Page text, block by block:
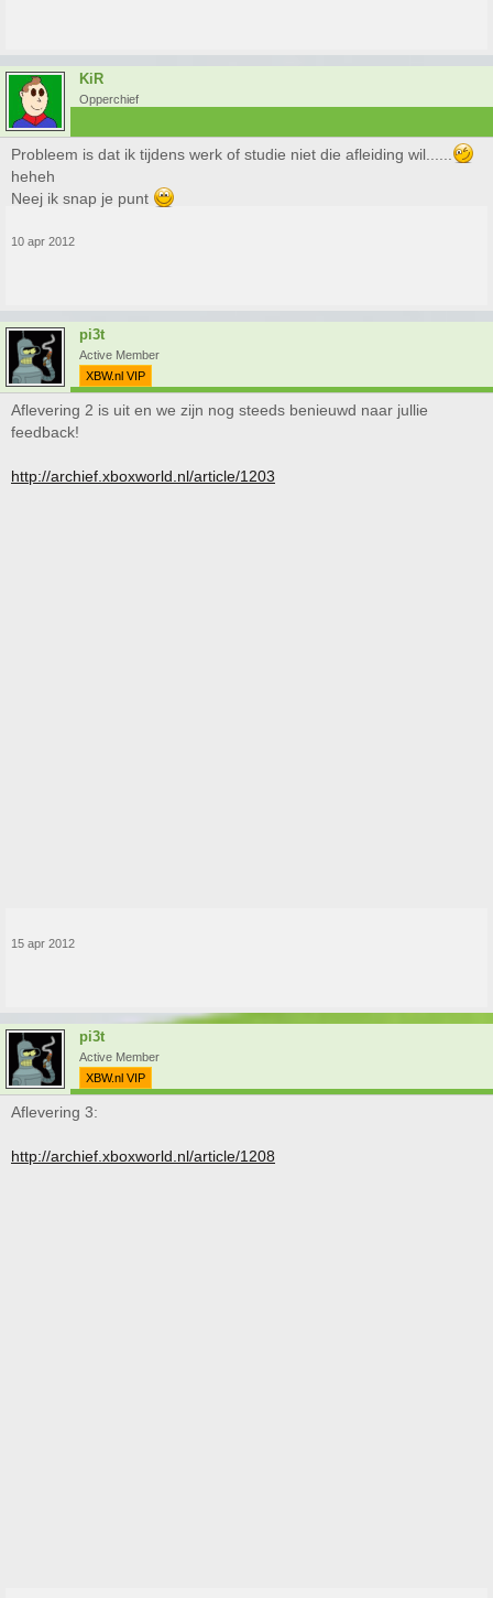
KiR
Opperchief
Probleem is dat ik tijdens werk of studie niet die afleiding wil......
heheh
Neej ik snap je punt
10 apr 2012
pi3t
Active Member
XBW.nl VIP
Aflevering 2 is uit en we zijn nog steeds benieuwd naar jullie
feedback!
http://archief.xboxworld.nl/article/1203
15 apr 2012
pi3t
Active Member
XBW.nl VIP
Aflevering 3:
http://archief.xboxworld.nl/article/1208